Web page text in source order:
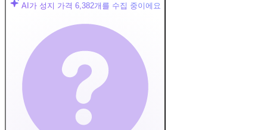
AI가 성지 가격 6,382개를 수집 중이에요